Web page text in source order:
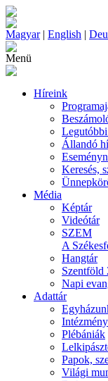
Magyar| English |
Menü
Híreink
Állandó
Keresés,
Média
Képtár
Videótár
SZEM
A
Hangtár
Szentföld
Napi
Adattár
Plébániák
Papok,
Világi